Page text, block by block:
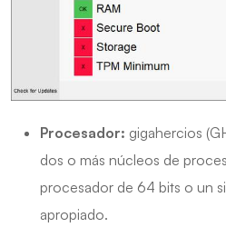
Procesador: gigahercios
dos o más núcleos de
procesador de 64 bits o un
apropiado.